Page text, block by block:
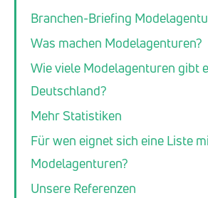
Branchen-Briefing
Was machen Modelagenturen?
Wie viele Modelagenturen gibt
Deutschland?
Mehr Statistiken
Für wen eignet sich eine Liste
Modelagenturen?
Unsere Referenzen